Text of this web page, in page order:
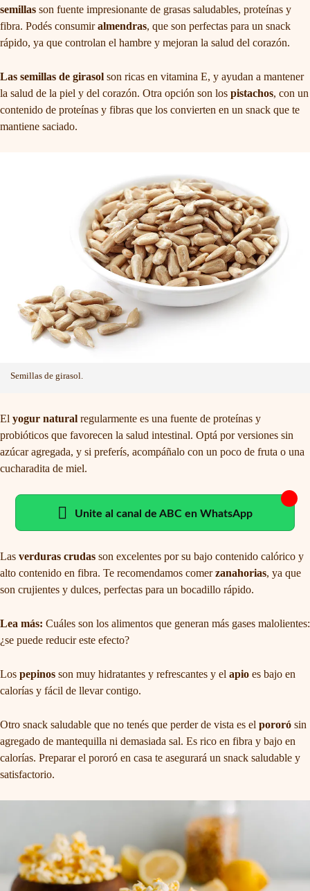
semillas son fuente impresionante de grasas saludables, proteínas y
fibra. Podés consumiralmendras, que son perfectas para un snack
rápido, ya que controlan el hambre y mejoran la salud del corazón.
Las semillas de girasol son ricas en vitamina E, y ayudan a mantener
la salud de la piel y del corazón. Otra opción son los pistachos, con un
contenido de proteínas y fibras que los convierten en un snack que te
mantiene saciado.
Semillas de girasol.
El yogur natural regularmente es una fuente de proteínas y
probióticos que favorecen la salud intestinal. Optá por versiones sin
azúcar agregada, y si preferís, acompáñalo con un poco de fruta o una
cucharadita de miel.
Unite al canal de ABC en WhatsApp
Las verduras crudas son excelentes por su bajo contenido calórico y
alto contenido en fibra. Te recomendamos comerzanahorias, ya que
son crujientes y dulces, perfectas para un bocadillo rápido.
Lea más: Cuáles son los alimentos que generan más gases malolientes:
¿se puede reducir este efecto?
Los pepinos son muy hidratantes y refrescantes y el apio es bajo en
calorías y fácil de llevar contigo.
Otro snack saludable que no tenés que perder de vista es el pororó sin
agregado de mantequilla ni demasiada sal. Es rico en fibra y bajo en
calorías. Preparar el pororó en casa te asegurará un snack saludable y
satisfactorio.